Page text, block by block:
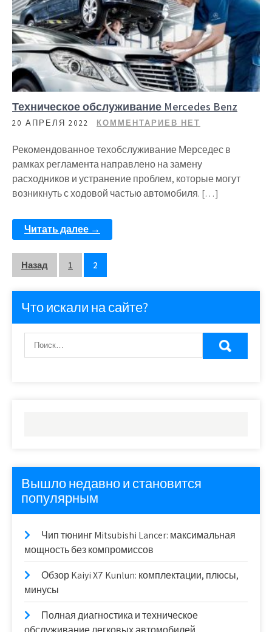
Техническое обслуживание Mercedes Benz
20 АПРЕЛЯ 2022 КОММЕНТАРИЕВ НЕТ
Рекомендованное техобслуживание Мерседес в
рамках регламента направлено на замену
расходников и устранение проблем, которые могут
возникнуть с ходовой частью автомобиля. […]
Читать далее →
Пагинация
записей
Назад 1 2
Что искали на сайте?
Вышло недавно и становится
популярным
Чип тюнинг Mitsubishi Lancer: максимальная
мощность без компромиссов
Обзор Kaiyi X7 Kunlun: комплектации, плюсы,
минусы
Полная диагностика и техническое